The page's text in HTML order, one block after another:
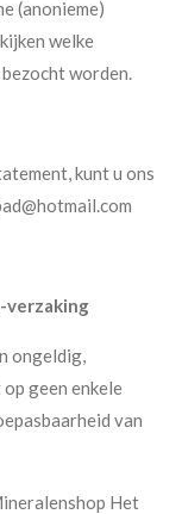
(anonieme)
welke
worden.
kunt u ons
verzaking
ongeldig,
geen enkele
van
Het